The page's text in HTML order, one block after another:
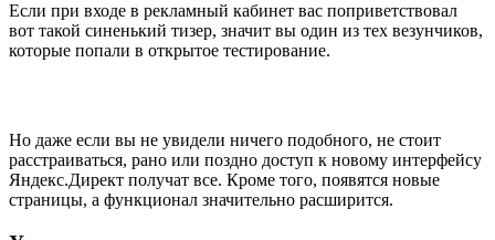
Если при входе в рекламный кабинет вас поприветствовал
вот такой синенький тизер, значит вы один из тех везунчиков,
которые попали в открытое тестирование.
Но даже если вы не увидели ничего подобного, не стоит
расстраиваться, рано или поздно доступ к новому интерфейсу
Яндекс.Директ получат все. Кроме того, появятся новые
страницы, а функционал значительно расширится.